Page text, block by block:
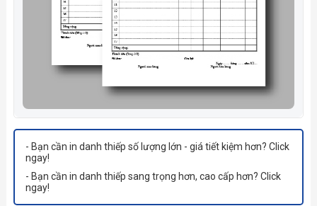
- Bạn cần in danh thiếp số lượng lớn - giá tiết kiệm hơn? Click
ngay!
- Bạn cần in danh thiếp sang trọng hơn, cao cấp hơn? Click
ngay!